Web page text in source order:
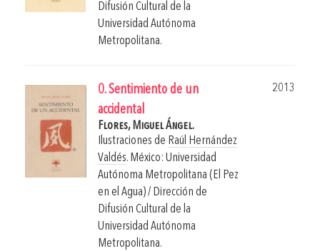
Difusión Cultural de la
Universidad Autónoma
Metropolitana.
0. Sentimiento de un
accidental
2013
Flores, Miguel Ángel.
Ilustraciones de Raúl Hernández
Valdés. México: Universidad
Autónoma Metropolitana (El Pez
en el Agua) / Dirección de
Difusión Cultural de la
Universidad Autónoma
Metropolitana.